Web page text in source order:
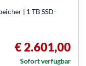
| 1 TB SSD-
€ 2.601,00
Sofort verfügbar